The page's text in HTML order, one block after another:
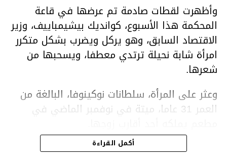
وأظهرت لقطات صادمة تم عرضها في قاعة
المحكمة هذا الأسبوع، كوانديك بيشيمباييف، وزير
الاقتصاد السابق، وهو يركل ويضرب بشكل متكرر
امرأة شابة نحيلة ترتدي معطفا، ويسحبها من
شعرها.
وعثر على المرأة، سلطانات نوكينوفا، البالغة من
العمر 31 عاما، ميتة في نوفمبر الماضي في
ووفقا لتقرير الطبيب الشرعي، توفيت نوكينوفا
أكمل القراءة